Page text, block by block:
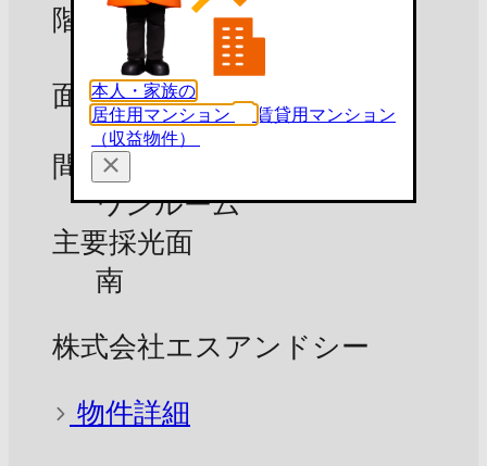
階数
3階
面積
42m²
間取り
ワンルーム
主要採光面
南
株式会社エスアンドシー
物件詳細
本人・家族の
居住用マンション
賃貸用マンション
（収益物件）